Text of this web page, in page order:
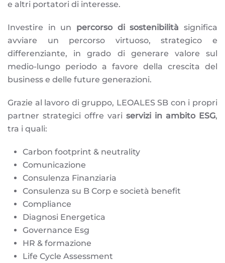
e altri portatori di interesse.
Investire in un percorso di sostenibilità significa
avviare un percorso virtuoso, strategico e
differenziante, in grado di generare valore sul
medio-lungo periodo a favore della crescita del
business e delle future generazioni.
Grazie al lavoro di gruppo, LEOALES SB con i propri
partner strategici offre vari servizi in ambito ESG,
tra i quali:
Carbon footprint & neutrality
Comunicazione
Consulenza Finanziaria
Consulenza su B Corp e società benefit
Compliance
Diagnosi Energetica
Governance Esg
HR & formazione
Life Cycle Assessment